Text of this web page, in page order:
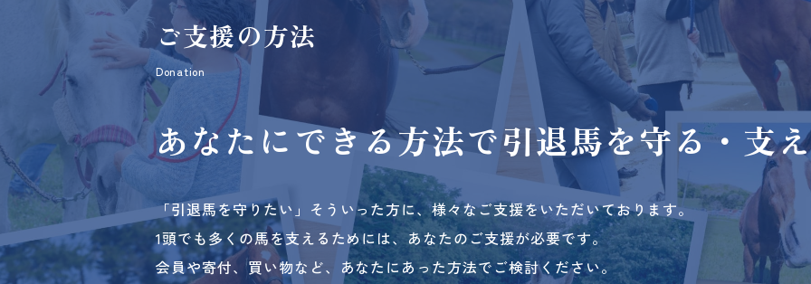
ご支援の方法
Donation
あなたにできる方法で引退馬を守る・支
「引退馬を守りたい」そういった方に、様々なご支援をいただいております。
1頭でも多くの馬を支えるためには、あなたのご支援が必要です。
会員や寄付、買い物など、あなたにあった方法でご検討ください。